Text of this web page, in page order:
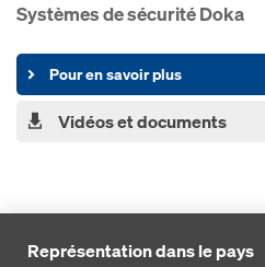
Systèmes de sécurité Doka
Pour en savoir plus
Vidéos et documents
Représentation dans le pays